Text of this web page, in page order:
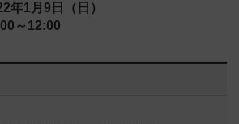
年1月9日（日）
～12:00